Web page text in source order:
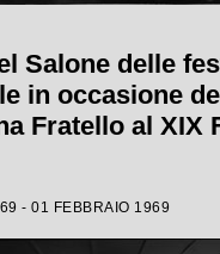
Salone delle
in occasione
Fratello al XIX
- 01 FEBBRAIO 1969